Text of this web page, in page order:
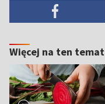
Więcej na ten temat